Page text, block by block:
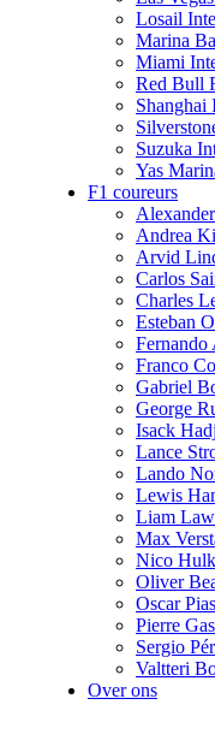
Losail
Marina
Miami
Red Bull
Shanghai
Suzuka
Yas
F1 coureurs
Andrea
Arvid
Carlos
Charles
Esteban
Fernando
Franco
Gabriel
George
Isack
Lance
Lando
Lewis
Liam
Max
Nico
Oliver
Oscar
Pierre
Sergio
Valtteri
Over ons